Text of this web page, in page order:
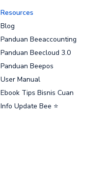
Resources
Blog
Panduan Beeaccounting
Panduan Beecloud 3.0
Panduan Beepos
User Manual
Ebook Tips Bisnis Cuan
Info Update Bee ⭐